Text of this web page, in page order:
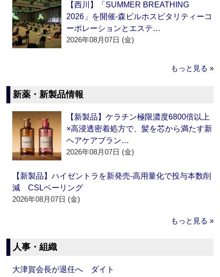
【西川】「SUMMER BREATHING
2026」を開催‐森ビルホスピタリティーコ
ーポレーションとエステ…
2026年08月07日 (金)
もっと見る »
新薬・新製品情報
【新製品】ケラチン極限濃度6800倍以上
×高浸透密着処方で、髪を芯から満たす新
ヘアケアブラン…
2026年08月07日 (金)
【新製品】ハイゼントラを新発売‐高用量化で投与本数削
減 CSLベーリング
2026年08月07日 (金)
もっと見る »
人事・組織
大津賀会長が退任へ ダイト